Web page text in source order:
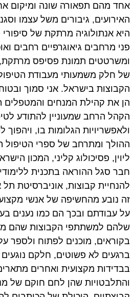
אחד מהם תפאורה שונה ומיקום
האירועים, גיבורים משל עצמו
היא אנתולוגיה מרתקת של
פני מרחבים גיאוגרפיים רחבים
ומשרטטים תמונת פסיפס
של חלק משמעותי מעבודת הטיפול
הקבוצות בישראל. אני סמוך
הן את קהילת המנחים והמטפלים
הקהל הרחב שמעוניין להתודע
ולאפשריויות הגלומות בו,
ההולך ומתרחב של ספרי הטיפול
ליוין, פסיכולוג קליני, המכון
חבר סגל ההוראה בתכנית
להנחיית קבוצות, אוניברסיטת
זה נובע מהחשיפה של אנשי
על עבודתם ובכך הם כמו נענים
שלהם למשתתפי הקבוצות שהם
בקוראים, מוכנים לפתוח ולספר
ברגעים לא פשוטים, חלקם
בבדידות מקצועית ואחרים
והתלבטויות שהן לחם חוקם של